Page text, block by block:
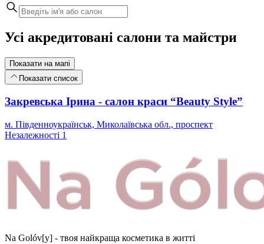
Усі акредитовані салони та майстри
Показати на мапі
Показати список
Закревська Ірина - салон краси “Beauty Style”
м. Південноукраїнськ, Миколаївська обл., проспект
Незалежності 1
Na Golóv[y] - твоя найкраща косметика в житті